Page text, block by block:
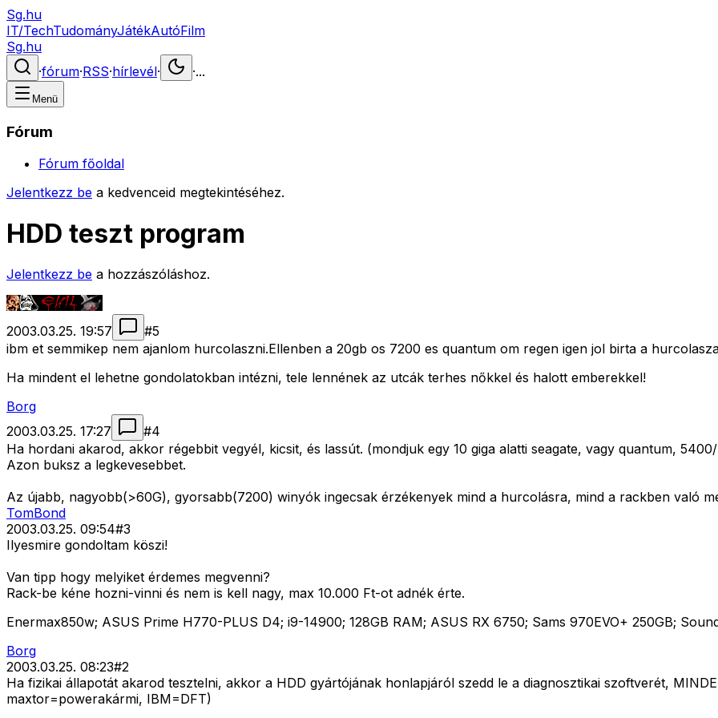
Sg.hu
IT/TechTudományJátékAutóFilm
Sg.hu
·fórum·RSS·hírlevél· ·...
Menü
Fórum
Fórum főoldal
Jelentkezz be a kedvenceid megtekintéséhez.
HDD teszt program
Jelentkezz be a hozzászóláshoz.
2003.03.25. 19:57 #5
ibm et semmikep nem ajanlom hurcolaszni.Ellenben a 20gb os 7200 es quantum om regen igen jol birta a
Ha mindent el lehetne gondolatokban intézni, tele lennének az utcák terhes nőkkel és halott emberekkel!
Borg
2003.03.25. 17:27
#4
Ha hordani akarod, akkor régebbit vegyél, kicsit, és lassút. (mondjuk egy 10 giga alatti seagate, vagy quantum,
Azon buksz a legkevesebbet.
Az újabb, nagyobb(>60G), gyorsabb(7200) winyók ingecsak érzékenyek mind a hurcolásra, mind a rackben való
TomBond
2003.03.25. 09:54#3
Ilyesmire gondoltam köszi!
Van tipp hogy melyiket érdemes megvenni?
Rack-be kéne hozni-vinni és nem is kell nagy, max 10.000 Ft-ot adnék érte.
Enermax850w; ASUS Prime H770-PLUS D4; i9-14900; 128GB RAM; ASUS RX 6750; Sams 970EVO+ 250GB;
Borg
2003.03.25. 08:23#2
Ha fizikai állapotát akarod tesztelni, akkor a HDD gyártójának honlapjáról szedd le a diagnosztikai szoftverét,
maxtor=powerakármi, IBM=DFT)